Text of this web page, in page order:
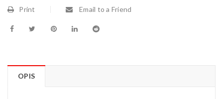
Print Email to a Friend
OPIS